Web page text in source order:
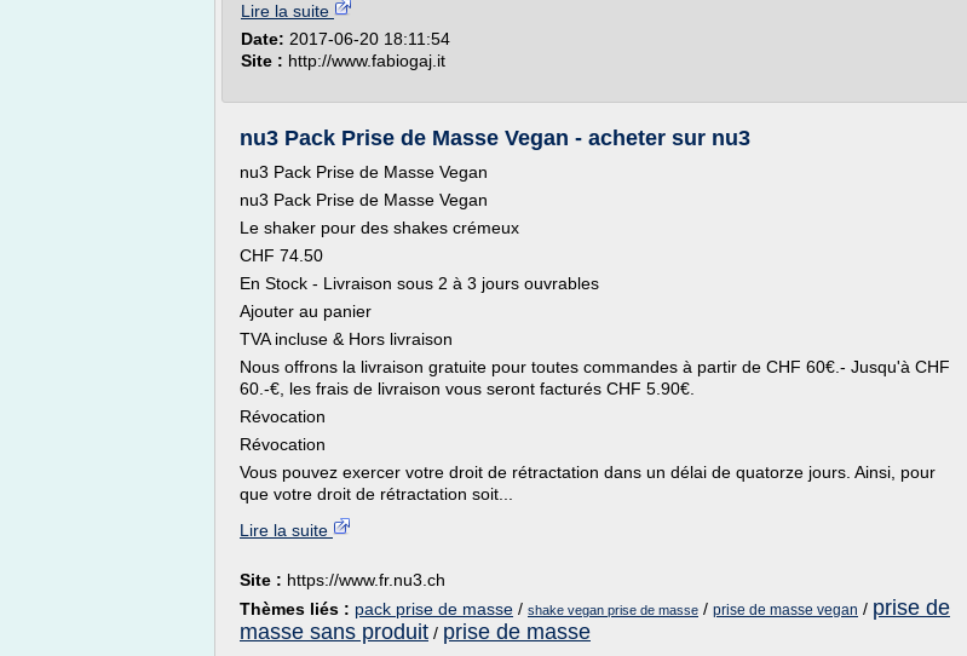
Lire la suite
Date: 2017-06-20 18:11:54
Site : http://www.fabiogaj.it
nu3 Pack Prise de Masse Vegan - acheter sur nu3
nu3 Pack Prise de Masse Vegan
nu3 Pack Prise de Masse Vegan
Le shaker pour des shakes crémeux
CHF 74.50
En Stock - Livraison sous 2 à 3 jours ouvrables
Ajouter au panier
TVA incluse & Hors livraison
Nous offrons la livraison gratuite pour toutes commandes à partir de CHF 60€.- Jusqu'à CHF
60.-€, les frais de livraison vous seront facturés CHF 5.90€.
Révocation
Révocation
Vous pouvez exercer votre droit de rétractation dans un délai de quatorze jours. Ainsi, pour
que votre droit de rétractation soit...
Lire la suite
Site : https://www.fr.nu3.ch
Thèmes liés : pack prise de masse / shake vegan prise de masse / prise de masse vegan / prise de
masse sans produit / prise de masse